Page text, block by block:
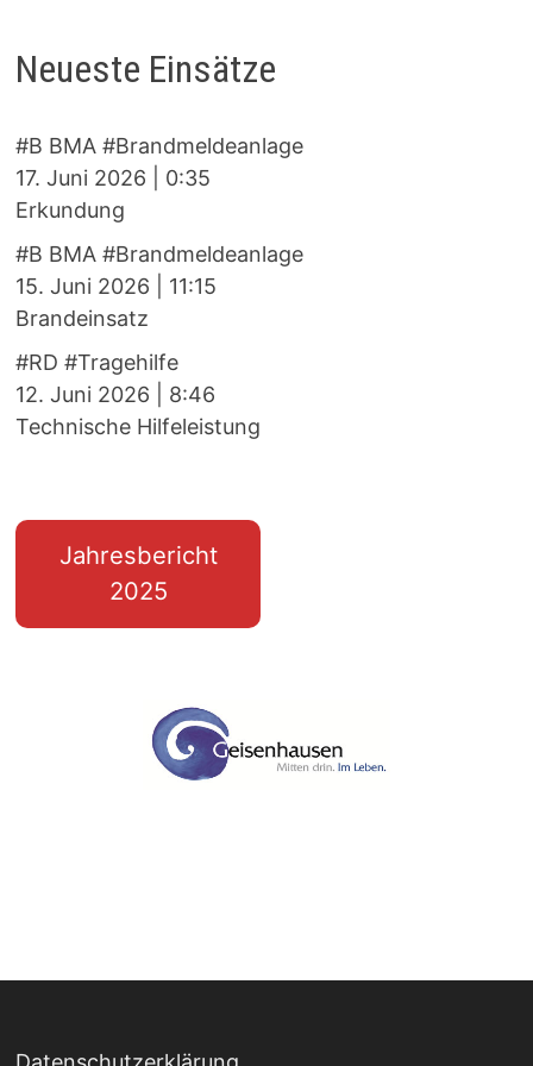
Neueste Einsätze
#B BMA #Brandmeldeanlage
17. Juni 2026
0:35
Erkundung
#B BMA #Brandmeldeanlage
15. Juni 2026
11:15
Brandeinsatz
#RD #Tragehilfe
12. Juni 2026
8:46
Technische Hilfeleistung
Jahresbericht
2025